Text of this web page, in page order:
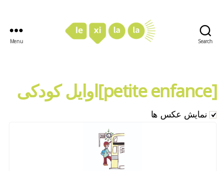
Search
Menu
[petite enfance]اوایل کودکی
نمایش عکس ها